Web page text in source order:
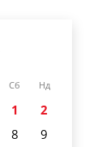
Сб Нд
1
2
8
9